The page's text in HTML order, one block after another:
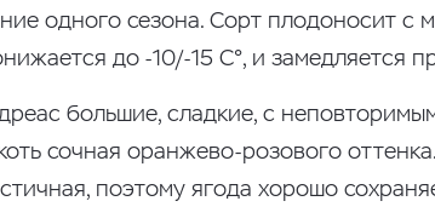
одного сезона. Сорт плодоносит с
до -10/-15 C°, и замедляется
большие, сладкие, с
сочная оранжево-розового
поэтому ягода хорошо